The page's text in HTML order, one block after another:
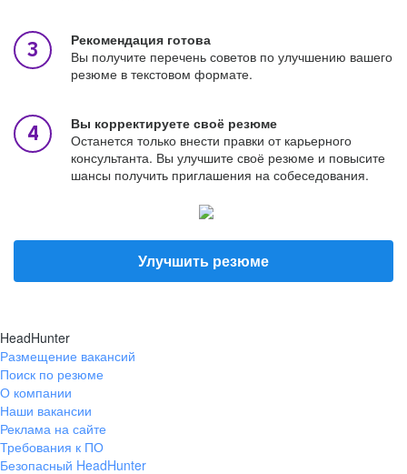
Рекомендация готова
Вы получите перечень советов по улучшению вашего
резюме в текстовом формате.
Вы корректируете своё резюме
Останется только внести правки от карьерного
консультанта. Вы улучшите своё резюме и повысите
шансы получить приглашения на собеседования.
Улучшить резюме
HeadHunter
Размещение вакансий
Поиск по резюме
О компании
Наши вакансии
Реклама на сайте
Требования к ПО
Безопасный HeadHunter